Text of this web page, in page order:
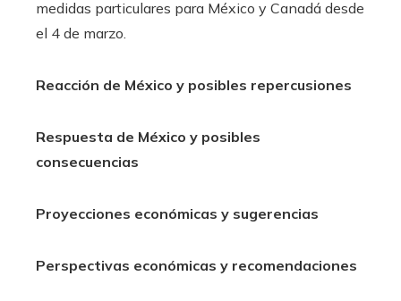
medidas particulares para México y Canadá desde
el 4 de marzo. ​
Reacción de México y posibles repercusiones
Respuesta de México y posibles
consecuencias
Proyecciones económicas y sugerencias
Perspectivas económicas y recomendaciones